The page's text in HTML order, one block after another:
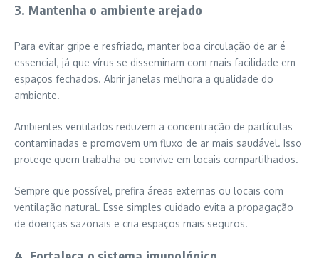
3. Mantenha o ambiente arejado
Para evitar gripe e resfriado, manter boa circulação de ar é
essencial, já que vírus se disseminam com mais facilidade em
espaços fechados. Abrir janelas melhora a qualidade do
ambiente.
Ambientes ventilados reduzem a concentração de partículas
contaminadas e promovem um fluxo de ar mais saudável. Isso
protege quem trabalha ou convive em locais compartilhados.
Sempre que possível, prefira áreas externas ou locais com
ventilação natural. Esse simples cuidado evita a propagação
de doenças sazonais e cria espaços mais seguros.